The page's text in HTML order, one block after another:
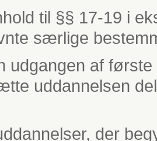
til §§ 17-19 i
særlige
udgangen af
uddannelsen
der